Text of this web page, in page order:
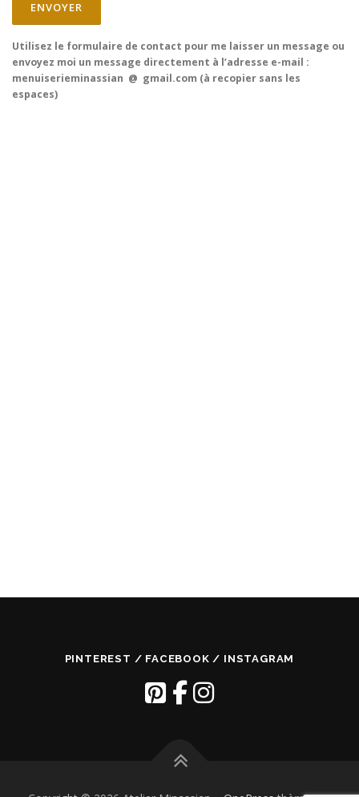
Utilisez le formulaire de contact pour me laisser un message ou
envoyez moi un message directement à l’adresse e-mail :
menuiserieminassian @ gmail.com (à recopier sans les
espaces)
PINTEREST / FACEBOOK / INSTAGRAM